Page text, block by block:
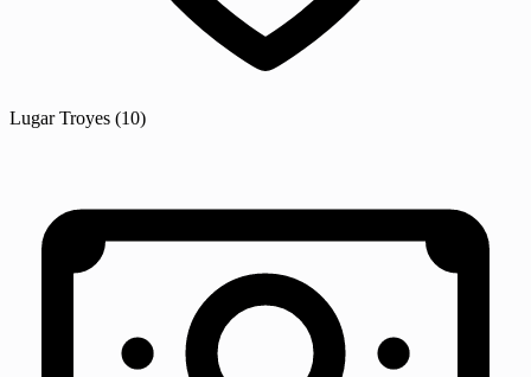
Lugar Troyes (10)